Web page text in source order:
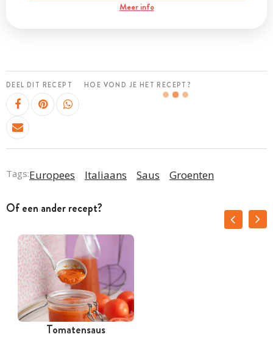
Meer info
DEEL DIT RECEPT HOE VOND JE HET RECEPT?
Tags:Europees Italiaans Saus Groenten
Of een ander recept?
Tomatensaus